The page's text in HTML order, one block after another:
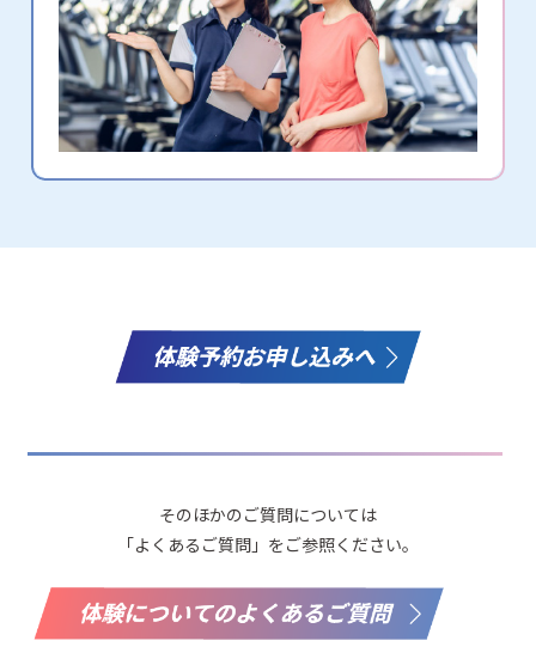
そのほかのご質問については
「よくあるご質問」をご参照ください。